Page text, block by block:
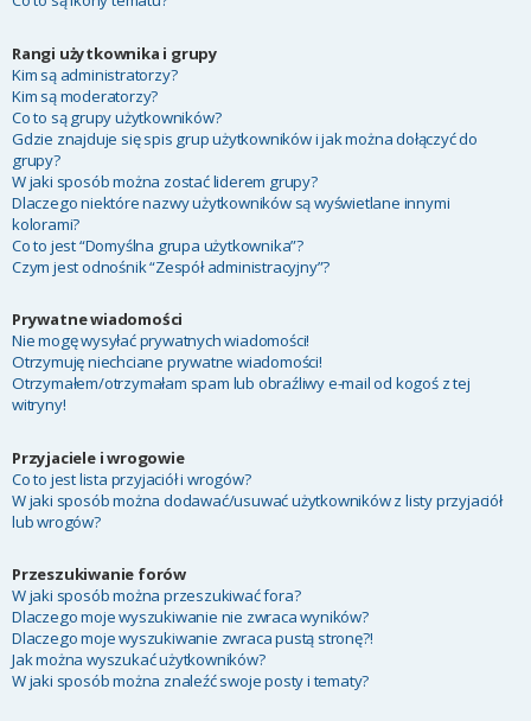
Rangi użytkownika i grupy
Kim są administratorzy?
Kim są moderatorzy?
Co to są grupy użytkowników?
Gdzie znajduje się spis grup użytkowników i jak można dołączyć do
grupy?
W jaki sposób można zostać liderem grupy?
Dlaczego niektóre nazwy użytkowników są wyświetlane innymi
kolorami?
Co to jest “Domyślna grupa użytkownika”?
Czym jest odnośnik “Zespół administracyjny”?
Prywatne wiadomości
Nie mogę wysyłać prywatnych wiadomości!
Otrzymuję niechciane prywatne wiadomości!
Otrzymałem/otrzymałam spam lub obraźliwy e-mail od kogoś z tej
witryny!
Przyjaciele i wrogowie
Co to jest lista przyjaciół i wrogów?
W jaki sposób można dodawać/usuwać użytkowników z listy przyjaciół
lub wrogów?
Przeszukiwanie forów
W jaki sposób można przeszukiwać fora?
Dlaczego moje wyszukiwanie nie zwraca wyników?
Dlaczego moje wyszukiwanie zwraca pustą stronę?!
Jak można wyszukać użytkowników?
W jaki sposób można znaleźć swoje posty i tematy?